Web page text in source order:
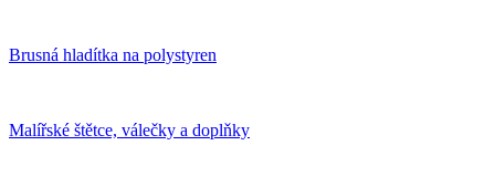
Brusná hladítka na polystyren
Malířské štětce, válečky a doplňky